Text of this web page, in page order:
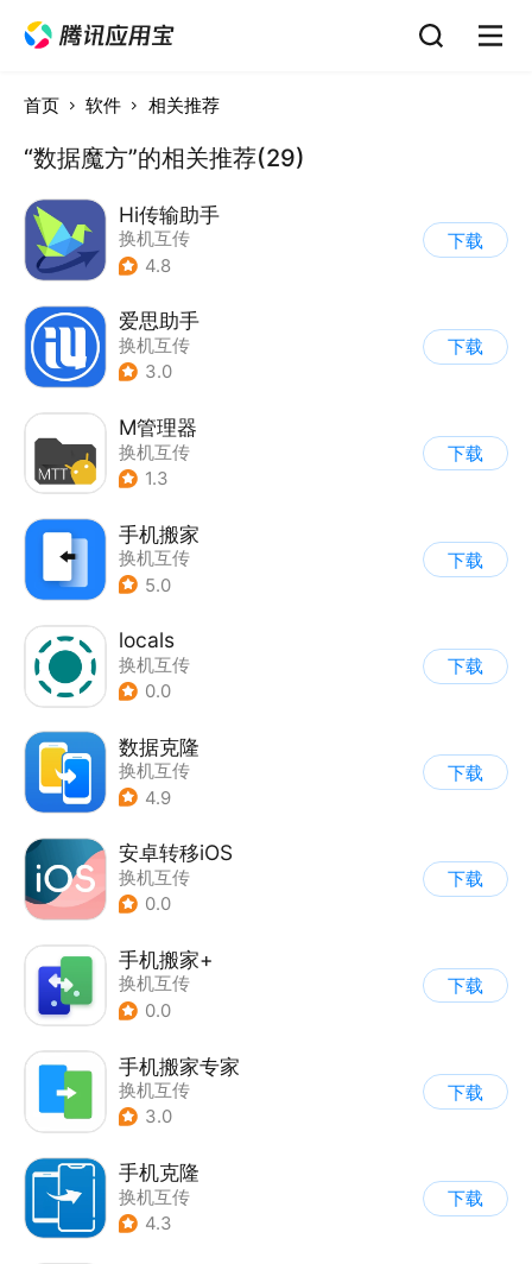
首页 软件 相关推荐
“数据魔方”的相关推荐(29)
Hi传输助手
换机互传
4.8
下载
爱思助手
换机互传
3.0
下载
M管理器
换机互传
1.3
下载
手机搬家
换机互传
5.0
下载
locals
换机互传
0.0
下载
数据克隆
换机互传
4.9
下载
安卓转移iOS
换机互传
0.0
下载
手机搬家+
换机互传
0.0
下载
手机搬家专家
换机互传
3.0
下载
手机克隆
换机互传
4.3
下载